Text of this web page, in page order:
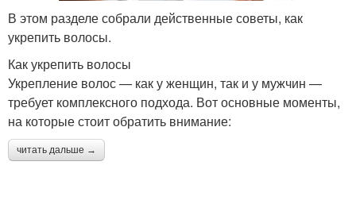
В этом разделе собрали действенные советы, как
укрепить волосы.
Как укрепить волосы
Укрепление волос — как у женщин, так и у мужчин —
требует комплексного подхода. Вот основные моменты,
на которые стоит обратить внимание:
читать дальше →